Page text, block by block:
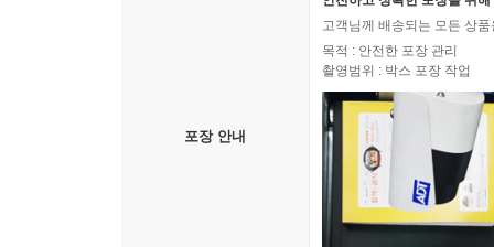
포장 안내
고객님께 배송되는 모든 상
목적 : 안전한 포장 관리
촬영범위 : 박스 포장 작업